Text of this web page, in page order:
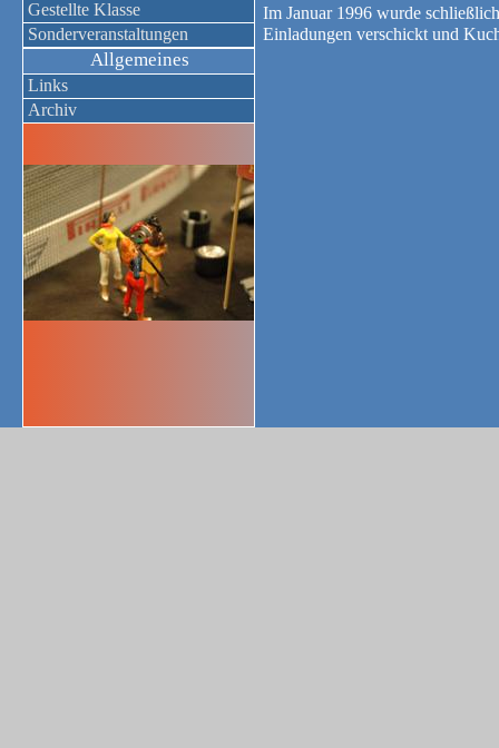
Gestellte Klasse
Allgemeines
Links
Archiv
Sonderveranstaltungen
Im Januar 1996 wurde
Einladungen verschickt und